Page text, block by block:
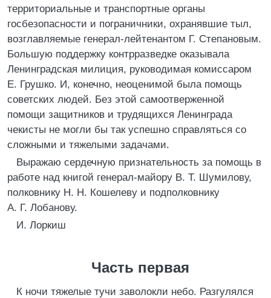
территориальные и транспортные органы
госбезопасности и пограничники, охранявшие тыл,
возглавляемые генерал-лейтенантом Г. Степановым.
Большую поддержку контрразведке оказывала
Ленинградская милиция, руководимая комиссаром
Е. Грушко. И, конечно, неоценимой была помощь
советских людей. Без этой самоотверженной
помощи защитников и трудящихся Ленинграда
чекисты не могли бы так успешно справляться со
сложными и тяжелыми задачами.
Выражаю сердечную признательность за помощь в
работе над книгой генерал-майору В. Т. Шумилову,
полковнику Н. Н. Кошелеву и подполковнику
А. Г. Лобанову.
И. Лоркиш
Часть первая
К ночи тяжелые тучи заволокли небо. Разгулялся